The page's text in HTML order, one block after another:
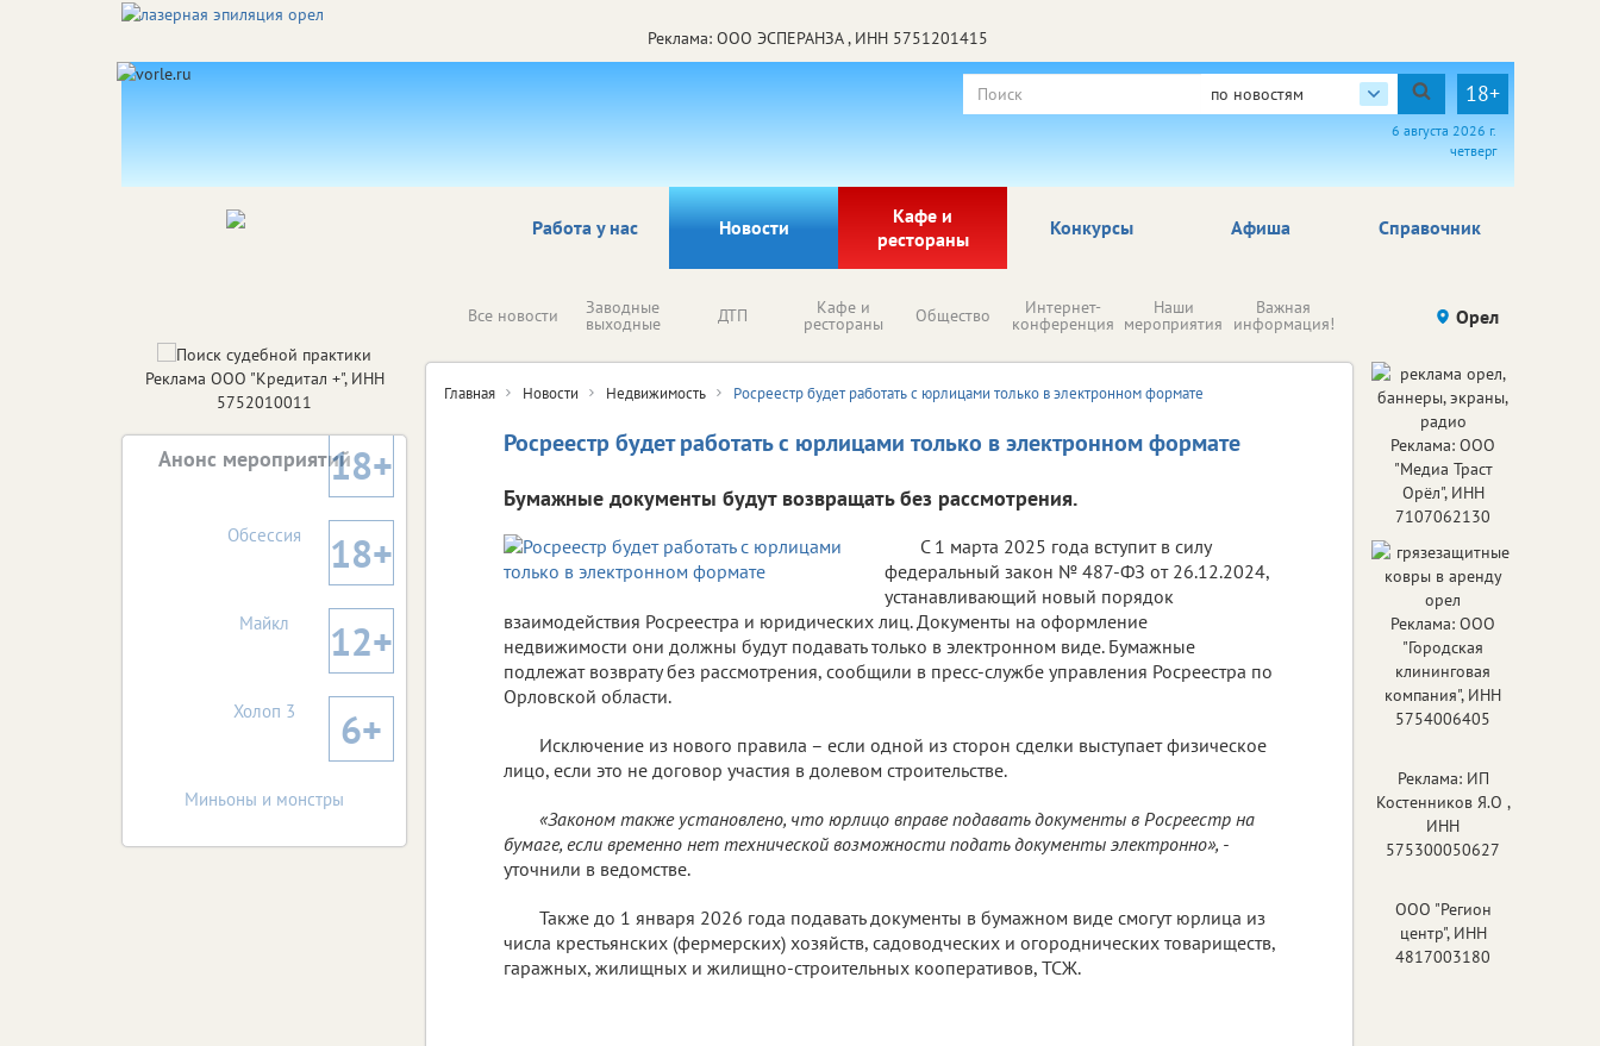
Реклама: ООО ЭСПЕРАНЗА , ИНН 5751201415
по новостям 18+
6 августа 2026 г.
четверг
Работа у нас Новости
Кафе и
рестораны
Афиша Справочник
Конкурсы
Все новости Заводные
выходные ДТП Кафе и
рестораны Общество Интернет-
конференция
Наши
мероприятия
Важная
информация! Происшествия Здоровье
Орел
Главная Новости Недвижимость Росреестр будет работать с юрлицами только в электронном формате
Росреестр будет работать с юрлицами только в электронном формате
Бумажные документы будут возвращать без рассмотрения.
С 1 марта 2025 года вступит в силу
федеральный закон № 487-ФЗ от 26.12.2024,
устанавливающий новый порядок
взаимодействия Росреестра и юридических лиц. Документы на оформление
недвижимости они должны будут подавать только в электронном виде. Бумажные
подлежат возврату без рассмотрения, сообщили в пресс-службе управления Росреестра по
Орловской области.
Исключение из нового правила – если одной из сторон сделки выступает физическое
лицо, если это не договор участия в долевом строительстве.
«Законом также установлено, что юрлицо вправе подавать документы в Росреестр на
бумаге, если временно нет технической возможности подать документы электронно», -
уточнили в ведомстве.
Также до 1 января 2026 года подавать документы в бумажном виде смогут юрлица из
числа крестьянских (фермерских) хозяйств, садоводческих и огороднических товариществ,
гаражных, жилищных и жилищно-строительных кооперативов, ТСЖ.
Реклама ООО "Кредитал +", ИНН
5752010011
Анонс мероприятий18+
Обсессия 18+
Майкл 12+
Холоп 3 6+
Миньоны и монстры
Реклама: ООО
"Медиа Траст
Орёл", ИНН
7107062130
Реклама: ООО
"Городская
клининговая
компания", ИНН
5754006405
Реклама: ИП
Костенников Я.О ,
ИНН
575300050627
ООО "Регион
центр", ИНН
4817003180